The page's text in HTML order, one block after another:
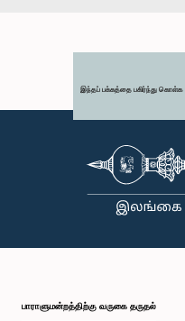
இந்தப் பக்கத்தை பகிர்ந்து கொள்க
பாராளுமன்றத்திற்கு வருகை தருதல்